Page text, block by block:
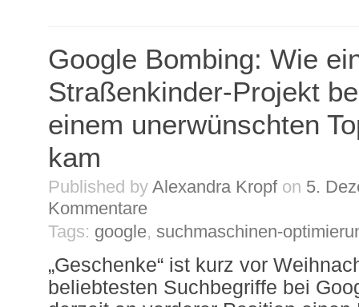
Google Bombing: Wie
Straßenkinder-Projekt
einem unerwünschten
kam
Published by Alexandra Kropf on 5.
Kommentare
Tags: google, suchmaschinen-
„Geschenke“ ist kurz vor
beliebtesten Suchbegriffe bei